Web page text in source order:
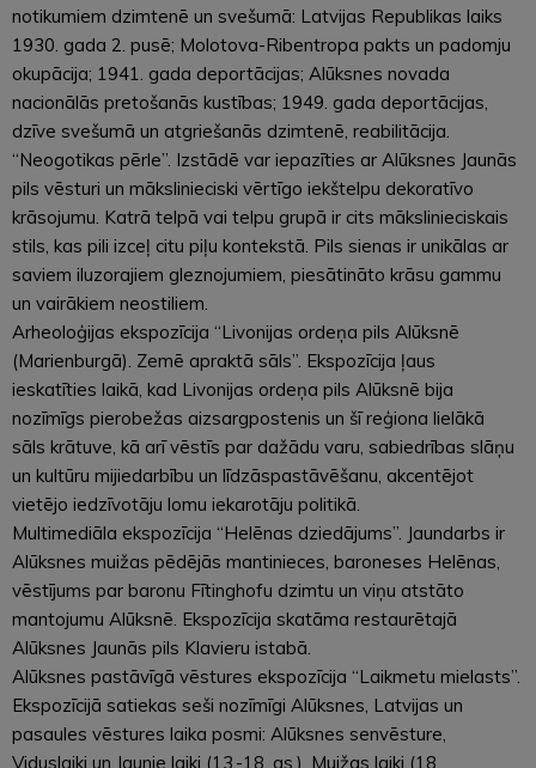
notikumiem dzimtenē un svešumā: Latvijas Republikas laiks
1930. gada 2. pusē; Molotova-Ribentropa pakts un padomju
okupācija; 1941. gada deportācijas; Alūksnes novada
nacionālās pretošanās kustības; 1949. gada deportācijas,
dzīve svešumā un atgriešanās dzimtenē, reabilitācija.
“Neogotikas pērle”. Izstādē var iepazīties ar Alūksnes Jaunās
pils vēsturi un mākslinieciski vērtīgo iekštelpu dekoratīvo
krāsojumu. Katrā telpā vai telpu grupā ir cits mākslinieciskais
stils, kas pili izceļ citu piļu kontekstā. Pils sienas ir unikālas ar
saviem iluzorajiem gleznojumiem, piesātināto krāsu gammu
un vairākiem neostiliem.
Arheoloģijas ekspozīcija “Livonijas ordeņa pils Alūksnē
(Marienburgā). Zemē apraktā sāls”. Ekspozīcija ļaus
ieskatīties laikā, kad Livonijas ordeņa pils Alūksnē bija
nozīmīgs pierobežas aizsargpostenis un šī reģiona lielākā
sāls krātuve, kā arī vēstīs par dažādu varu, sabiedrības slāņu
un kultūru mijiedarbību un līdzāspastāvēšanu, akcentējot
vietējo iedzīvotāju lomu iekarotāju politikā.
Multimediāla ekspozīcija “Helēnas dziedājums”. Jaundarbs ir
Alūksnes muižas pēdējās mantinieces, baroneses Helēnas,
vēstījums par baronu Fītinghofu dzimtu un viņu atstāto
mantojumu Alūksnē. Ekspozīcija skatāma restaurētajā
Alūksnes Jaunās pils Klavieru istabā.
Alūksnes pastāvīgā vēstures ekspozīcija “Laikmetu mielasts”.
Ekspozīcijā satiekas seši nozīmīgi Alūksnes, Latvijas un
pasaules vēstures laika posmi: Alūksnes senvēsture,
Viduslaiki un Jaunie laiki (13.-18. gs.), Muižas laiki (18.